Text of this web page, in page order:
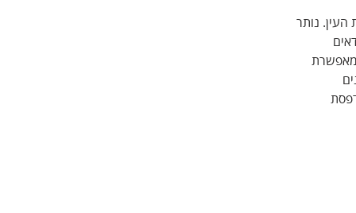
נותר
מאפשרת